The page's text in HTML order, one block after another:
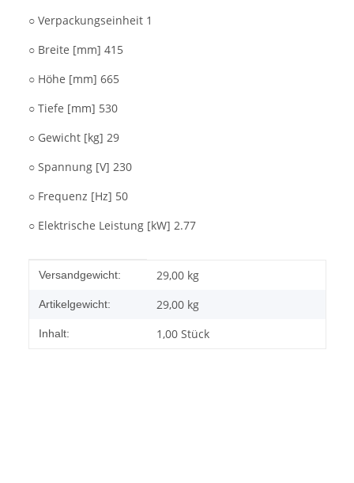
○ Verpackungseinheit 1
○ Breite [mm] 415
○ Höhe [mm] 665
○ Tiefe [mm] 530
○ Gewicht [kg] 29
○ Spannung [V] 230
○ Frequenz [Hz] 50
○ Elektrische Leistung [kW] 2.77
Produkteigenschaft
Wert
Versandgewicht: 29,00 kg
Artikelgewicht: 29,00 kg
Inhalt: 1,00 Stück